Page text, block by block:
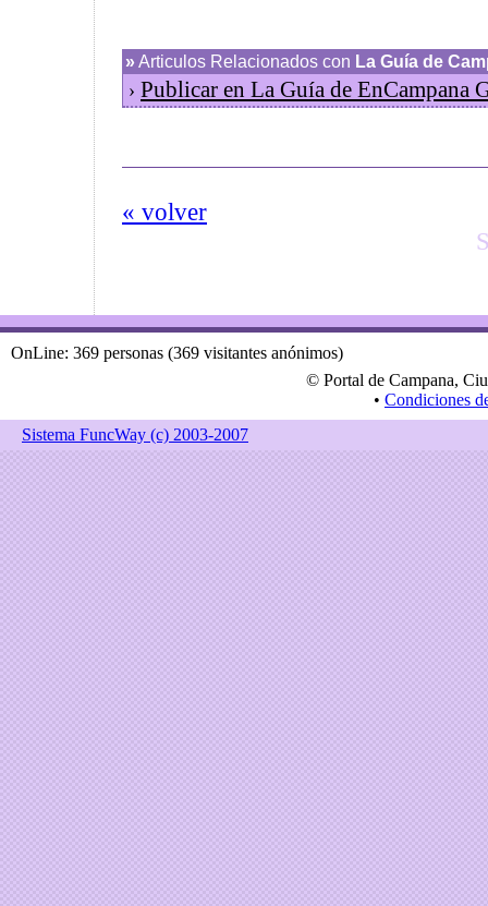
» Articulos Relacionados con La Guía de
› Publicar en La Guía de EnCampana
« volver
OnLine: 369 personas (369 visitantes anónimos)
© Portal de Campana,
• Condiciones
Sistema FuncWay (c) 2003-2007